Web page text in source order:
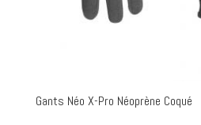
Gants Néo X-Pro Néoprène Coqué